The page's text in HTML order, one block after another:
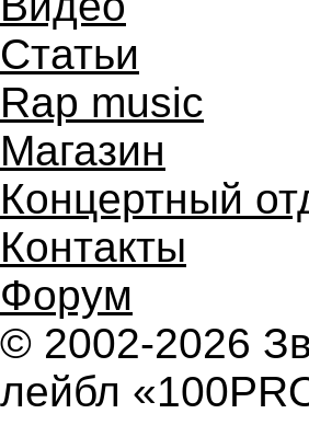
Статьи
Rap music
Магазин
Концертный
Контакты
Форум
© 2002-2026
лейбл